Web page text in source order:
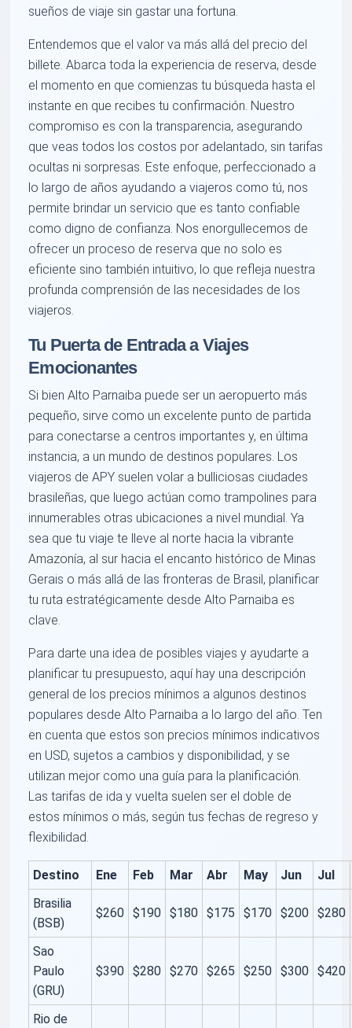
sueños de viaje sin gastar una fortuna.
Entendemos que el valor va más allá del precio del
billete. Abarca toda la experiencia de reserva, desde
el momento en que comienzas tu búsqueda hasta el
instante en que recibes tu confirmación. Nuestro
compromiso es con la transparencia, asegurando
que veas todos los costos por adelantado, sin tarifas
ocultas ni sorpresas. Este enfoque, perfeccionado a
lo largo de años ayudando a viajeros como tú, nos
permite brindar un servicio que es tanto confiable
como digno de confianza. Nos enorgullecemos de
ofrecer un proceso de reserva que no solo es
eficiente sino también intuitivo, lo que refleja nuestra
profunda comprensión de las necesidades de los
viajeros.
Tu Puerta de Entrada a Viajes
Emocionantes
Si bien Alto Parnaiba puede ser un aeropuerto más
pequeño, sirve como un excelente punto de partida
para conectarse a centros importantes y, en última
instancia, a un mundo de destinos populares. Los
viajeros de APY suelen volar a bulliciosas ciudades
brasileñas, que luego actúan como trampolines para
innumerables otras ubicaciones a nivel mundial. Ya
sea que tu viaje te lleve al norte hacia la vibrante
Amazonía, al sur hacia el encanto histórico de Minas
Gerais o más allá de las fronteras de Brasil, planificar
tu ruta estratégicamente desde Alto Parnaiba es
clave.
Para darte una idea de posibles viajes y ayudarte a
planificar tu presupuesto, aquí hay una descripción
general de los precios mínimos a algunos destinos
populares desde Alto Parnaiba a lo largo del año. Ten
en cuenta que estos son precios mínimos indicativos
en USD, sujetos a cambios y disponibilidad, y se
utilizan mejor como una guía para la planificación.
Las tarifas de ida y vuelta suelen ser el doble de
estos mínimos o más, según tus fechas de regreso y
flexibilidad.
Destino Ene Feb Mar Abr May Jun
Jul
Brasilia
(BSB)
$260 $190 $180 $175 $170 $200 $280
Sao
Paulo
(GRU)
$390 $280 $270 $265 $250 $300 $420
Rio de